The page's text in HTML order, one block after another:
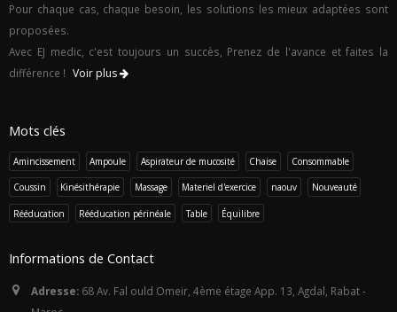
Pour chaque cas, chaque besoin, les solutions les mieux adaptées sont
proposées.
Avec EJ medic, c'est toujours un succès, Prenez de l'avance et faites la
différence ! Voir plus
Mots clés
Amincissement Ampoule Aspirateur de mucosité Chaise Consommable
Coussin Kinésithérapie Massage Materiel d'exercice naouv Nouveauté
Rééducation Rééducation périnéale Table Équilibre
Informations de Contact
Adresse: 68 Av. Fal ould Omeir, 4ème étage App. 13, Agdal, Rabat -